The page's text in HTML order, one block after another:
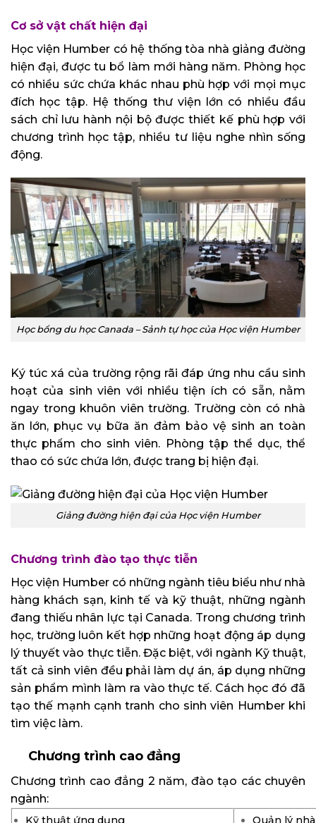
Cơ sở vật chất hiện đại
Học viện Humber có hệ thống tòa nhà giảng đường
hiện đại, được tu bổ làm mới hàng năm. Phòng học
có nhiều sức chứa khác nhau phù hợp với mọi mục
đích học tập. Hệ thống thư viện lớn có nhiều đầu
sách chỉ lưu hành nội bộ được thiết kế phù hợp với
chương trình học tập, nhiều tư liệu nghe nhìn sống
động.
Học bổng du học Canada – Sảnh tự học của Học viện Humber
Ký túc xá của trường rộng rãi đáp ứng nhu cầu sinh
hoạt của sinh viên với nhiều tiện ích có sẵn, nằm
ngay trong khuôn viên trường. Trường còn có nhà
ăn lớn, phục vụ bữa ăn đảm bảo vệ sinh an toàn
thực phẩm cho sinh viên. Phòng tập thể dục, thể
thao có sức chứa lớn, được trang bị hiện đại.
Giảng đường hiện đại của Học viện Humber
Chương trình đào tạo thực tiễn
Học viện Humber có những ngành tiêu biểu như nhà
hàng khách sạn, kinh tế và kỹ thuật, những ngành
đang thiếu nhân lực tại Canada. Trong chương trình
học, trường luôn kết hợp những hoạt động áp dụng
lý thuyết vào thực tiễn. Đặc biệt, với ngành Kỹ thuật,
tất cả sinh viên đều phải làm dự án, áp dụng những
sản phẩm mình làm ra vào thực tế. Cách học đó đã
tạo thế mạnh cạnh tranh cho sinh viên Humber khi
tìm việc làm.
Chương trình cao đẳng
Chương trình cao đẳng 2 năm, đào tạo các chuyên
ngành:
Kỹ thuật ứng dụng Quản lý